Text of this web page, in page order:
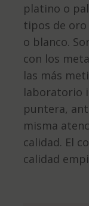
platino o
tipos de oro
o blanco.
con los
las más
laboratorio
puntera,
misma
calidad. El
calidad